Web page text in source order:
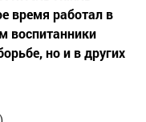
время работал в
воспитанники
но и в других